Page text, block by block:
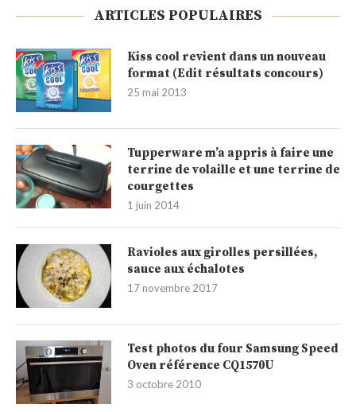
ARTICLES POPULAIRES
Kiss cool revient dans un nouveau
format (Edit résultats concours)
25 mai 2013
Tupperware m’a appris à faire une
terrine de volaille et une terrine de
courgettes
1 juin 2014
Ravioles aux girolles persillées,
sauce aux échalotes
17 novembre 2017
Test photos du four Samsung Speed
Oven référence CQ1570U
3 octobre 2010